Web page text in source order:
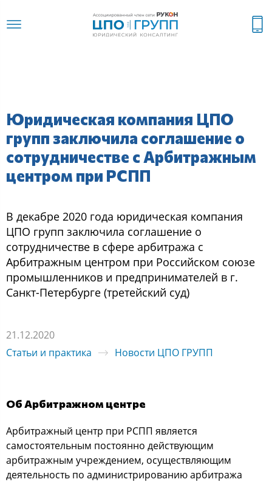
Юридическая компания ЦПО
групп заключила соглашение о
сотрудничестве с Арбитражным
центром при РСПП
В декабре 2020 года юридическая компания
ЦПО групп заключила соглашение о
сотрудничестве в сфере арбитража с
Арбитражным центром при Российском союзе
промышленников и предпринимателей в г.
Санкт-Петербурге (третейский суд)
21.12.2020
Статьи и практика
Новости ЦПО ГРУПП
Об Арбитражном центре
Арбитражный центр при РСПП является
самостоятельным постоянно действующим
арбитражным учреждением, осуществляющим
деятельность по администрированию арбитража